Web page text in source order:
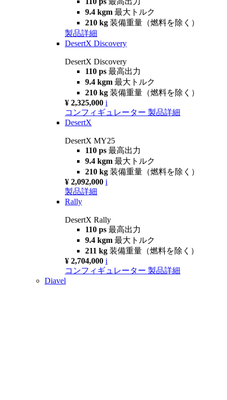
9.4 kgm 最大トルク
210 kg 装備重量（燃料を除く）
製品詳細
DesertX Discovery
DesertX Discovery
110 ps 最高出力
9.4 kgm 最大トルク
210 kg 装備重量（燃料を除く）
¥ 2,325,000 i
コンフィギュレーター 製品詳細
DesertX
DesertX MY25
110 ps 最高出力
9.4 kgm 最大トルク
210 kg 装備重量（燃料を除く）
¥ 2,092,000 i
製品詳細
Rally
DesertX Rally
110 ps 最高出力
9.4 kgm 最大トルク
211 kg 装備重量（燃料を除く）
¥ 2,704,000 i
コンフィギュレーター 製品詳細
Diavel